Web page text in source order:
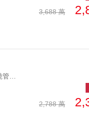
3,688 萬
2,788 萬